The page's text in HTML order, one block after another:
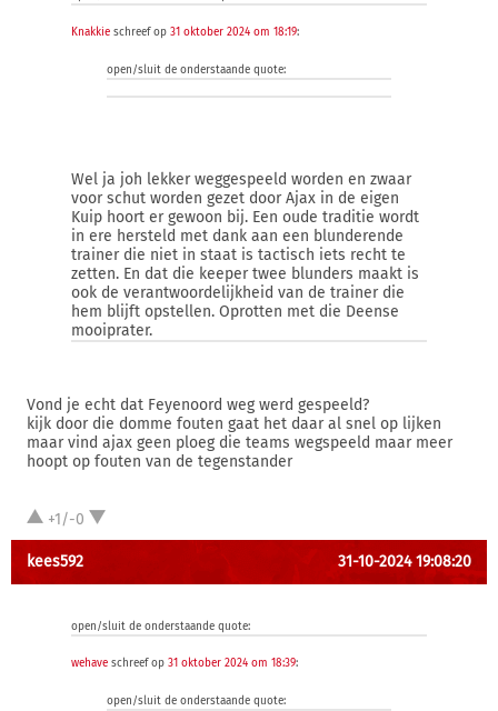
Knakkie schreef op 31 oktober 2024 om 18:19:
open/sluit de onderstaande quote:
Wel ja joh lekker weggespeeld worden en zwaar
voor schut worden gezet door Ajax in de eigen
Kuip hoort er gewoon bij. Een oude traditie wordt
in ere hersteld met dank aan een blunderende
trainer die niet in staat is tactisch iets recht te
zetten. En dat die keeper twee blunders maakt is
ook de verantwoordelijkheid van de trainer die
hem blijft opstellen. Oprotten met die Deense
mooiprater.
Vond je echt dat Feyenoord weg werd gespeeld?
kijk door die domme fouten gaat het daar al snel op lijken
maar vind ajax geen ploeg die teams wegspeeld maar meer
hoopt op fouten van de tegenstander
+1/-0
kees592 31-10-2024 19:08:20
open/sluit de onderstaande quote:
wehave schreef op 31 oktober 2024 om 18:39:
open/sluit de onderstaande quote: